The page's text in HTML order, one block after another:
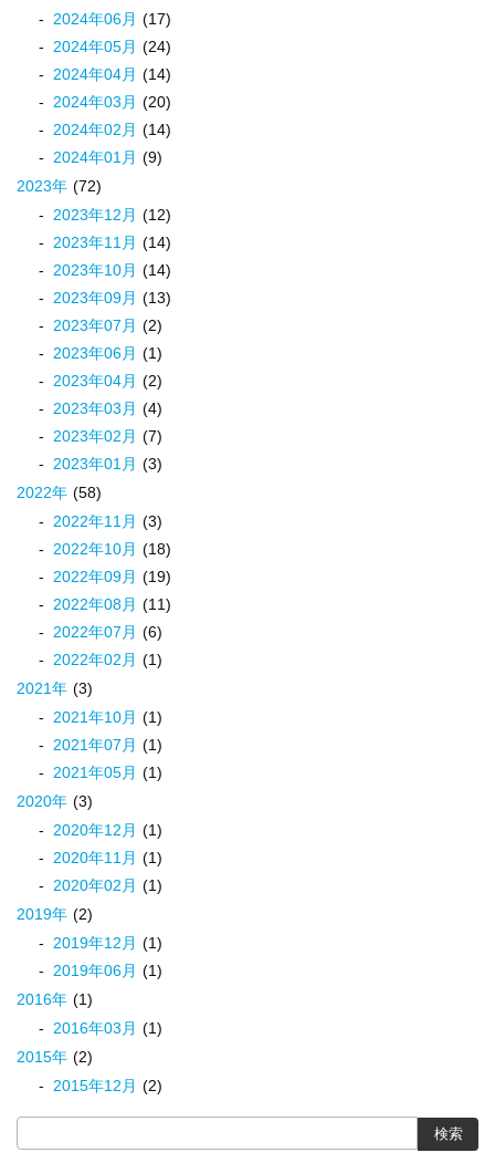
2024年06月 (17)
2024年05月 (24)
2024年04月 (14)
2024年03 月 (20)
2024年02 月 (14)
2024年01 月 (9)
2023年 (72)
2023年12 月 (12)
2023年11 月 (14)
2023年10月 (14)
2023年09月 (13)
2023年07 月 (2)
2023年06月 (1)
2023年04月 (2)
2023年03 月 (4)
2023年02 月 (7)
2023年01 月 (3)
2022年 (58)
2022年11 月 (3)
2022年10月 (18)
2022年09月 (19)
2022年08月 (11)
2022年07 月 (6)
2022年02 月 (1)
2021年 (3)
2021年10月 (1)
2021年07 月 (1)
2021年05月 (1)
2020年 (3)
2020年12 月 (1)
2020年11 月 (1)
2020年02 月 (1)
2019年 (2)
2019年12 月 (1)
2019年06月 (1)
2016年 (1)
2016年03 月 (1)
2015年 (2)
2015年12 月 (2)